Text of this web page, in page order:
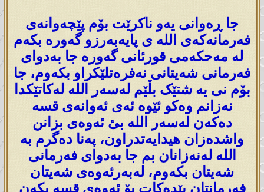
جا ڕەوانی یەو ناکرێت بۆم پێچەوانەی
فەرمانەکەی اللە ی پایەبەرزو گەورە بکەم
لە مەحکەمی قورئانی گەورە جا بەدوای
فەرمانی شەیتانی نەفرەتلێکراو بکەوم، جا
بۆم نی یە شتێک بڵێم لەسەر اللە لەکاتێکدا
نەزانم وەکو ئێوە ئەی ئەوانەی قسە
دەکەن لەسەر اللە بئ ئەوەی بزانن
واشدەزان ھیدایەتدراون، پەنا دەگرم بە
اللە لەنەزانان بم جا بەدوای فەرمانی
شەیتان بکەوم، لەبەرئەوەی شەیتان
فەرمانتان پێدەکات بۆ ئەوەی قسە بکەن